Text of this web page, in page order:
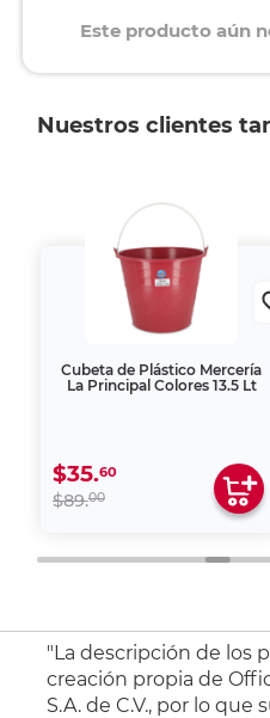
Este producto aún
Nuestros clientes
Cubeta de Plástico Mercería
La Principal Colores 13.5 Lt
$35.60
$89.00
"La descripción de los
creación propia de
S.A. de C.V., por lo